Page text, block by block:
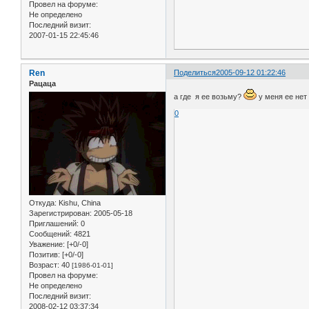
Провел на форуме:
Не определено
Последний визит:
2007-01-15 22:45:46
Поделиться2005-09-12 01:22:46
Ren
Рацаца
Откуда: Kishu, China
Зарегистрирован: 2005-05-18
Приглашений: 0
Сообщений: 4821
Уважение: [+0/-0]
Позитив: [+0/-0]
Возраст: 40 [1986-01-01]
Провел на форуме:
Не определено
Последний визит:
2008-02-12 03:37:34
а где я ее возьму?
у меня ее нет
0